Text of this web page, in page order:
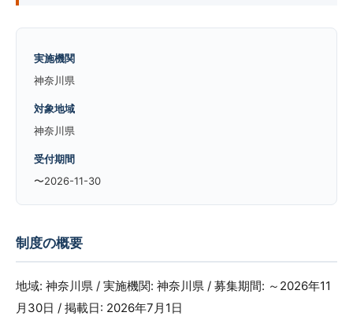
実施機関
神奈川県
対象地域
神奈川県
受付期間
〜2026-11-30
制度の概要
地域: 神奈川県 / 実施機関: 神奈川県 / 募集期間: ～2026年11
月30日 / 掲載日: 2026年7月1日